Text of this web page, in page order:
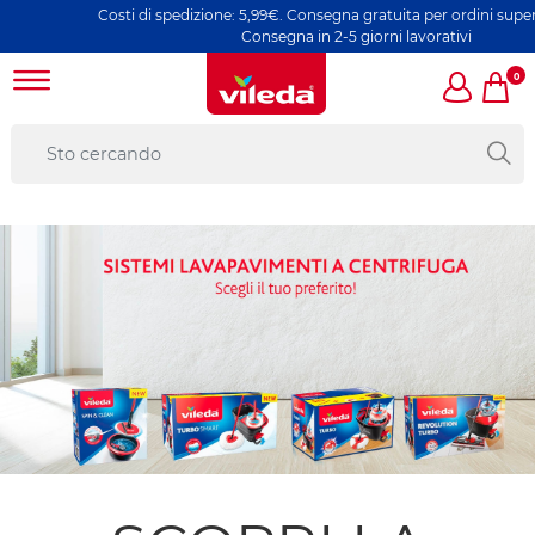
Costi di spedizione: 5,99€. Consegna gratuita per ordini superiori a
Consegna in 2-5 giorni lavorativi
0